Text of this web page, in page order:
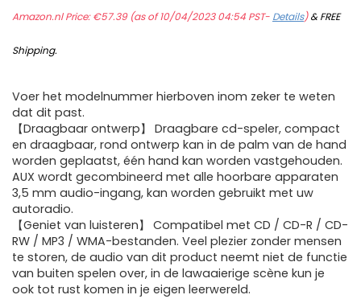
Amazon.nl Price:€57.39(as of 10/04/2023 04:54 PST- Details)&FREE
Shipping.
Voer het modelnummer hierboven inom zeker te weten
dat dit past.
【Draagbaar ontwerp】 Draagbare cd-speler, compact
en draagbaar, rond ontwerp kan in de palm van de hand
worden geplaatst, één hand kan worden vastgehouden.
AUX wordt gecombineerd met alle hoorbare apparaten
3,5 mm audio-ingang, kan worden gebruikt met uw
autoradio.
【Geniet van luisteren】 Compatibel met CD / CD-R / CD-
RW / MP3 / WMA-bestanden. Veel plezier zonder mensen
te storen, de audio van dit product neemt niet de functie
van buiten spelen over, in de lawaaierige scène kun je
ook tot rust komen in je eigen leerwereld.